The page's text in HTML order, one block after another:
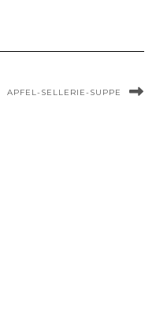
APFEL-SELLERIE-SUPPE